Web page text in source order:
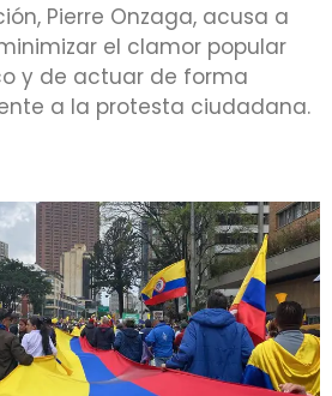
Pierre Onzaga, acusa a
el clamor popular
y de actuar de forma
a la protesta ciudadana.